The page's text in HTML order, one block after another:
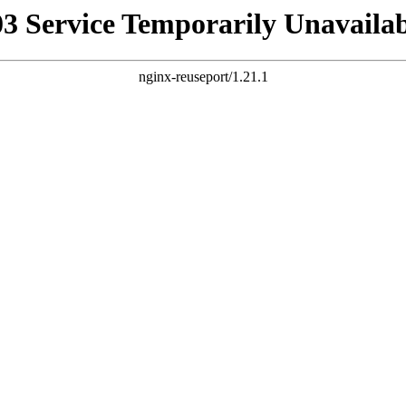
Service Temporarily
nginx-reuseport/1.21.1